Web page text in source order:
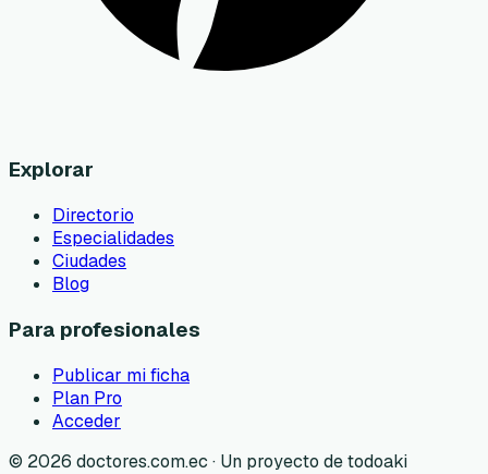
Explorar
Directorio
Especialidades
Ciudades
Blog
Para profesionales
Publicar mi ficha
Plan Pro
Acceder
© 2026 doctores.com.ec · Un proyecto de todoaki